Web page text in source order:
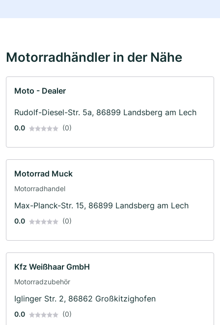
Motorradhändler in der Nähe
Moto - Dealer
Rudolf-Diesel-Str. 5a, 86899 Landsberg am Lech
0.0 (0)
Motorrad Muck
Motorradhandel
Max-Planck-Str. 15, 86899 Landsberg am Lech
0.0 (0)
Kfz Weißhaar GmbH
Motorradzubehör
Iglinger Str. 2, 86862 Großkitzighofen
0.0 (0)